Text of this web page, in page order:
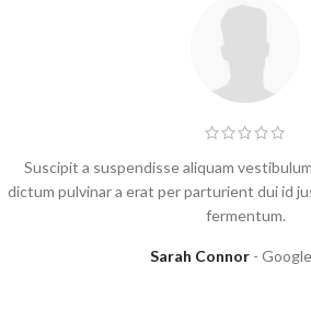
Suscipit a suspendisse aliquam
dictum pulvinar a erat per parturient dui id
fermentum.
Sarah Connor